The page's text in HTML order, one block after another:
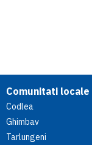
Comunitati locale
Codlea
Ghimbav
Tarlungeni